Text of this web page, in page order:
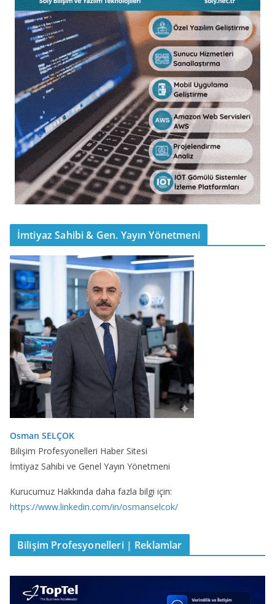
İmtiyaz Sahibi & Gen. Yayın Yönetmeni
Osman SELÇOK
Bilişim Profesyonelleri Haber Sitesi
İmtiyaz Sahibi ve Genel Yayın Yönetmeni
Kurucumuz Hakkında daha fazla bilgi için:
https://www.linkedin.com/in/osmanselcok/
Bilişim Profesyonelleri | Reklamlar